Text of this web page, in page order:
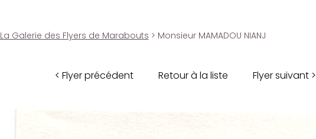
La Galerie des Flyers de Marabouts > Monsieur MAMADOU NIANJ
< Flyer précédent Retour à la liste Flyer suivant >